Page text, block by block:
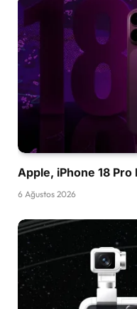
Apple, iPhone 18 Pro
6 Ağustos 2026